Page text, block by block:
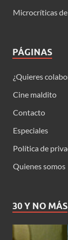
Microcríticas
PÁGINAS
¿Quieres
Cine maldito
Contacto
Especiales
Política de
Quienes somos
30 Y NO MÁS